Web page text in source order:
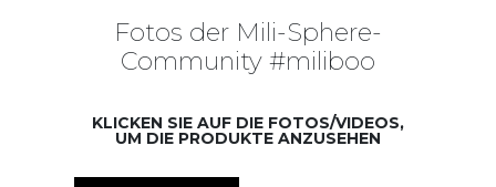
Fotos der Mili-Sphere-
Community #miliboo
KLICKEN SIE AUF DIE FOTOS/VIDEOS,
UM DIE PRODUKTE ANZUSEHEN